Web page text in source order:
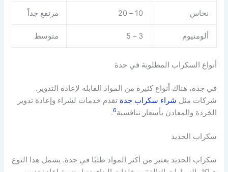
نحاس 10 – 20 مرتفع جداً
ألومنيوم 3 – 5 متوسط
أنواع السكراب المطلوبة في جدة
في جدة، هناك أنواع كثيرة من المواد القابلة لإعادة التدوير.
شركات مثل شراء سكراب جدة تقدم خدمات لشراء وإعادة تدوير
الخردة والمعادن بأسعار تنافسية6
.
سكراب الحديد
سكراب الحديد يعتبر من أكثر المواد طلبًا في جدة. يشمل هذا النوع